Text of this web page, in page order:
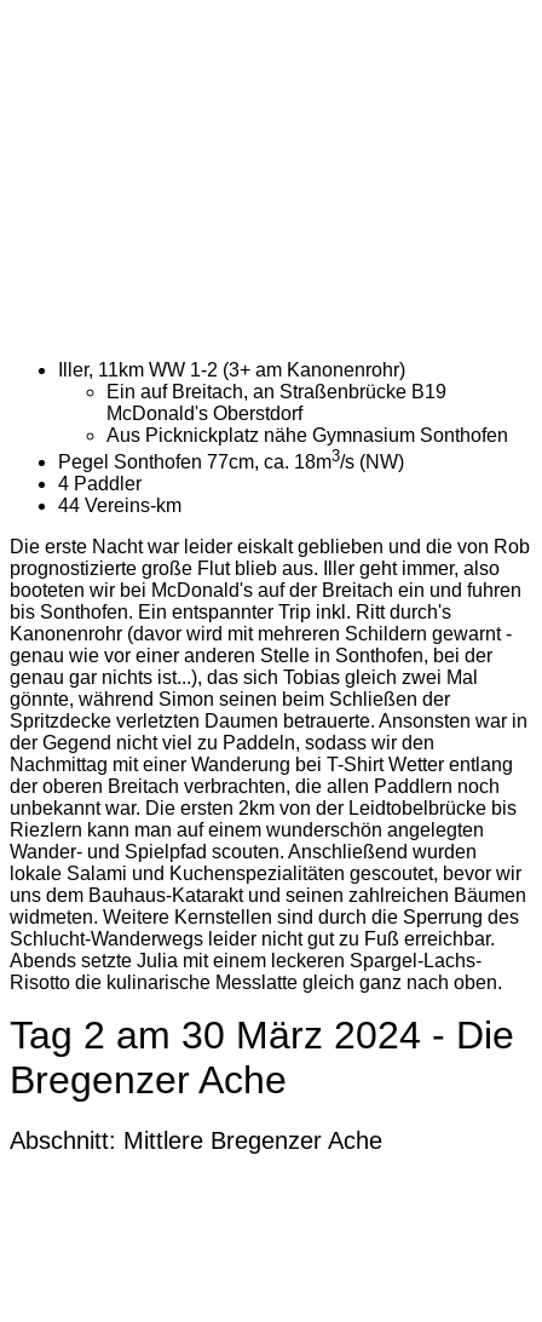
Iller, 11km WW 1-2 (3+ am Kanonenrohr)
Ein auf Breitach, an Straßenbrücke B19
McDonald's Oberstdorf
Aus Picknickplatz nähe Gymnasium Sonthofen
Pegel Sonthofen 77cm, ca. 18m­3/s (NW)
4 Paddler
44 Vereins-km
Die erste Nacht war leider eiskalt geblieben und die von Rob
prognostizierte große Flut blieb aus. Iller geht immer, also
booteten wir bei McDonald's auf der Breitach ein und fuhren
bis Sonthofen. Ein entspannter Trip inkl. Ritt durch's
Kanonenrohr (davor wird mit mehreren Schildern gewarnt -
genau wie vor einer anderen Stelle in Sonthofen, bei der
genau gar nichts ist...), das sich Tobias gleich zwei Mal
gönnte, während Simon seinen beim Schließen der
Spritzdecke verletzten Daumen betrauerte. Ansonsten war in
der Gegend nicht viel zu Paddeln, sodass wir den
Nachmittag mit einer Wanderung bei T-Shirt Wetter entlang
der oberen Breitach verbrachten, die allen Paddlern noch
unbekannt war. Die ersten 2km von der Leidtobelbrücke bis
Riezlern kann man auf einem wunderschön angelegten
Wander- und Spielpfad scouten. Anschließend wurden
lokale Salami und Kuchenspezialitäten gescoutet, bevor wir
uns dem Bauhaus-Katarakt und seinen zahlreichen Bäumen
widmeten. Weitere Kernstellen sind durch die Sperrung des
Schlucht-Wanderwegs leider nicht gut zu Fuß erreichbar.
Abends setzte Julia mit einem leckeren Spargel-Lachs-
Risotto die kulinarische Messlatte gleich ganz nach oben.
Tag 2 am 30 März 2024 - Die
Bregenzer Ache
Abschnitt: Mittlere Bregenzer Ache